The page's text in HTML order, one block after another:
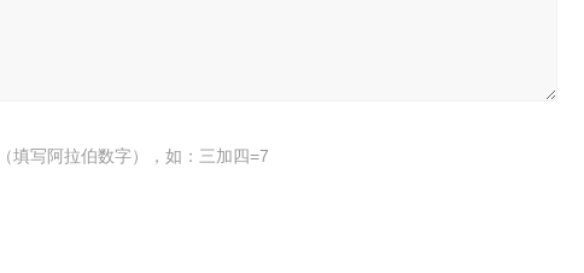
填写阿拉伯数字），如：三加四=7